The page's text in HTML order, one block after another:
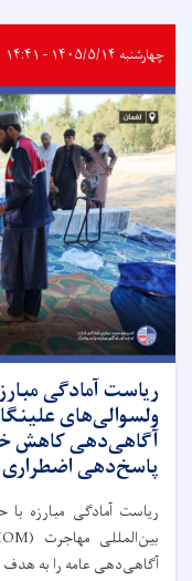
چهارشنبه ۱۴۰۵/۵/۱۴ - ۱۴:۴۱
ریاست آمادگی
ولسوالی‌های
آگاهی‌دهی کاهش
پاسخ‌دهی اضطراری
ریاست آمادگی مبارزه
آگاهی‌دهی عامه را به